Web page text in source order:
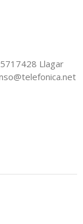
Llagar